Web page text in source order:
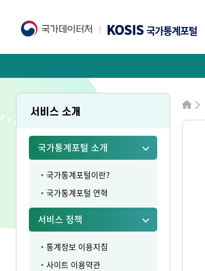
KOSIS국가통계포털
서비스 소개
국가통계포털 소개
국가통계포털이란?
국가통계포털 연혁
서비스 정책
통계정보 이용지침
사이트 이용약관